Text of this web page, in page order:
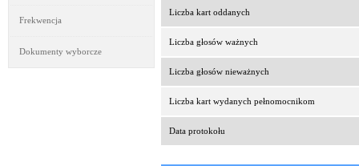
Frekwencja
Dokumenty wyborcze
Liczba kart oddanych
Liczba głosów ważnych
Liczba głosów nieważnych
Liczba kart wydanych pełnomocnikom
Data protokołu